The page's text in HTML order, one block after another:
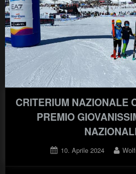
CRITERIUM NAZIONALE
PREMIO
Posted
10. Aprile 2024 By